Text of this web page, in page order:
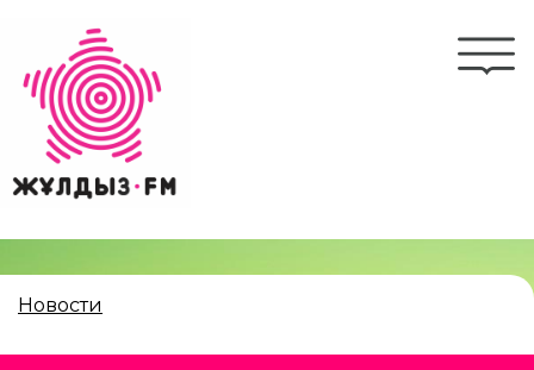
основному
содержанию
Новости